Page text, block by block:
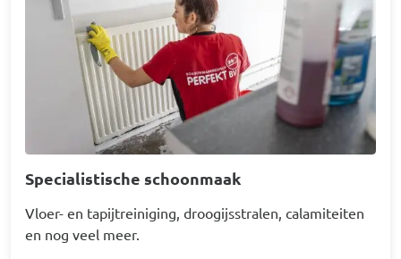
Specialistische schoonmaak
Vloer- en tapijtreiniging, droogijsstralen, calamiteiten
en nog veel meer.